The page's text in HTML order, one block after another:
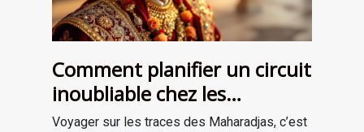
Comment planifier un circuit
inoubliable chez les
Maharadjas ?
Voyager sur les traces des Maharadjas, c’est